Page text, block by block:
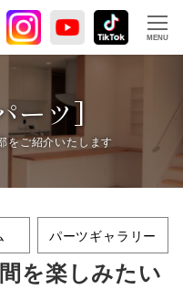
MENU
ーツ]
パーツギャラリー
を楽しみたい